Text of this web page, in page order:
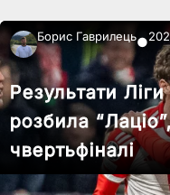
Борис Гаврилець●
Результати
розбила
чвертьфіналі